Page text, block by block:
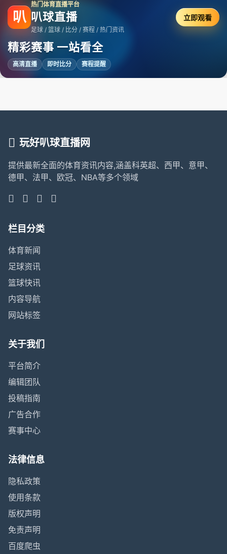
叭
热门体育直播平台
叭球直播
足球 / 篮球 / 比分 / 赛程 / 热门资讯
精彩赛事 一站看全
高清直播 即时比分 赛程提醒
立即观看
玩好叭球直播网
提供最新全面的体育资讯内容,涵盖科英超、西甲、意甲、
德甲、法甲、欧冠、NBA等多个领域
栏目分类
体育新闻
足球资讯
篮球快讯
内容导航
网站标签
关于我们
平台简介
编辑团队
投稿指南
广告合作
赛事中心
法律信息
隐私政策
使用条款
版权声明
免责声明
百度爬虫